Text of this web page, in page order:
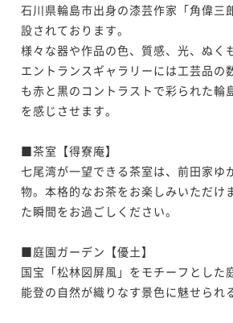
石川県輪島市出身の漆芸作家「角偉三
設されております。
様々な器や作品の色、質感、光、ぬく
エントランスギャラリーには工芸品の
も赤と黒のコントラストで彩られた輪
を感じさせます。
■茶室【得寮庵】
七尾湾が一望できる茶室は、前田家ゆ
物。本格的なお茶をお楽しみいただけ
た瞬間をお過ごしください。
■庭園ガーデン【優土】
国宝「松林図屏風」をモチーフとした
能登の自然が織りなす景色に魅せられ